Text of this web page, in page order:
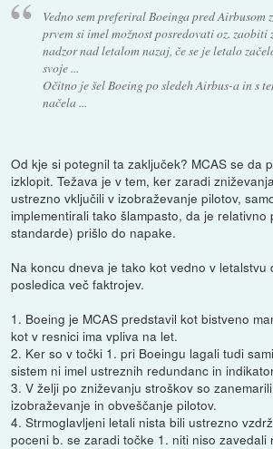
Vedno sem preferiral Boeinga pred Airbusom
prvem si imel možnost posredovati oz. zaobiti
nadzor nad letalom nazaj, če se je letalo
svoje ...
Očitno je šel Boeing po sledeh Airbus-a in s
načela ...
Od kje si potegnil ta zaključek? MCAS se da
izklopit. Težava je v tem, ker zaradi
ustrezno vključili v izobraževanje pilotov,
implementirali tako šlampasto, da je relativno
standarde) prišlo do napake.
Na koncu dneva je tako kot vedno v letalstvu
posledica več faktrojev.
1. Boeing je MCAS predstavil kot bistveno
kot v resnici ima vpliva na let.
2. Ker so v točki 1. pri Boeingu lagali tudi
sistem ni imel ustreznih redundanc in
3. V želji po zniževanju stroškov so
izobraževanje in obveščanje pilotov.
4. Strmoglavljeni letali nista bili ustrezno
poceni b. se zaradi točke 1. niti niso zavedali